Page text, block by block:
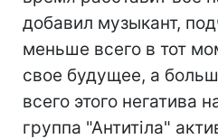
добавил музыкант,
меньше всего в тот
свое будущее, а
всего этого негатива
группа "Антитіла"